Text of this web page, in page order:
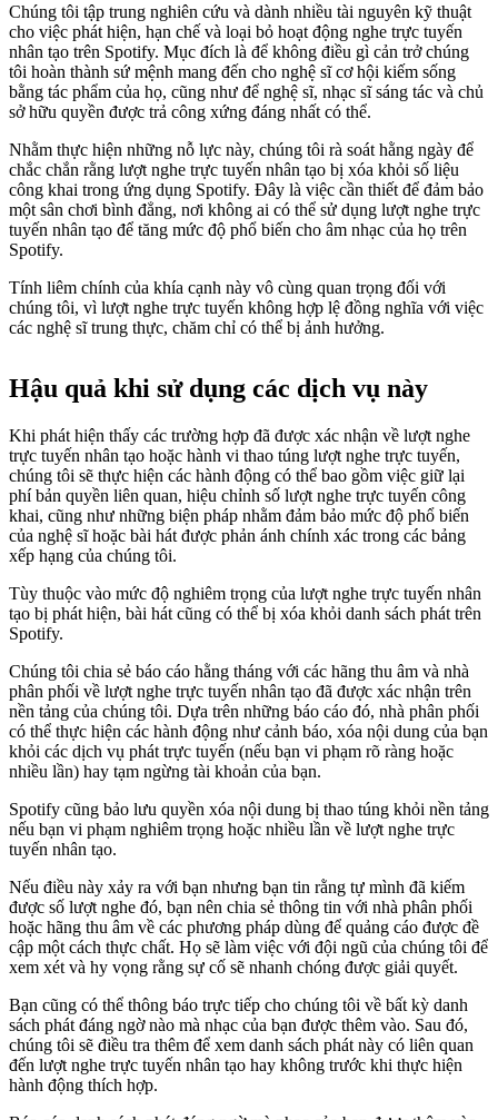
Chúng tôi tập trung nghiên cứu và dành nhiều tài nguyên kỹ thuật
cho việc phát hiện, hạn chế và loại bỏ hoạt động nghe trực tuyến
nhân tạo trên Spotify. Mục đích là để không điều gì cản trở chúng
tôi hoàn thành sứ mệnh mang đến cho nghệ sĩ cơ hội kiếm sống
bằng tác phẩm của họ, cũng như để nghệ sĩ, nhạc sĩ sáng tác và chủ
sở hữu quyền được trả công xứng đáng nhất có thể.
Nhằm thực hiện những nỗ lực này, chúng tôi rà soát hằng ngày để
chắc chắn rằng lượt nghe trực tuyến nhân tạo bị xóa khỏi số liệu
công khai trong ứng dụng Spotify. Đây là việc cần thiết để đảm bảo
một sân chơi bình đẳng, nơi không ai có thể sử dụng lượt nghe trực
tuyến nhân tạo để tăng mức độ phổ biến cho âm nhạc của họ trên
Spotify.
Tính liêm chính của khía cạnh này vô cùng quan trọng đối với
chúng tôi, vì lượt nghe trực tuyến không hợp lệ đồng nghĩa với việc
các nghệ sĩ trung thực, chăm chỉ có thể bị ảnh hưởng.
Hậu quả khi sử dụng các dịch vụ này
Khi phát hiện thấy các trường hợp đã được xác nhận về lượt nghe
trực tuyến nhân tạo hoặc hành vi thao túng lượt nghe trực tuyến,
chúng tôi sẽ thực hiện các hành động có thể bao gồm việc giữ lại
phí bản quyền liên quan, hiệu chỉnh số lượt nghe trực tuyến công
khai, cũng như những biện pháp nhằm đảm bảo mức độ phổ biến
của nghệ sĩ hoặc bài hát được phản ánh chính xác trong các bảng
xếp hạng của chúng tôi.
Tùy thuộc vào mức độ nghiêm trọng của lượt nghe trực tuyến nhân
tạo bị phát hiện, bài hát cũng có thể bị xóa khỏi danh sách phát trên
Spotify.
Chúng tôi chia sẻ báo cáo hằng tháng với các hãng thu âm và nhà
phân phối về lượt nghe trực tuyến nhân tạo đã được xác nhận trên
nền tảng của chúng tôi. Dựa trên những báo cáo đó, nhà phân phối
có thể thực hiện các hành động như cảnh báo, xóa nội dung của bạn
khỏi các dịch vụ phát trực tuyến (nếu bạn vi phạm rõ ràng hoặc
nhiều lần) hay tạm ngừng tài khoản của bạn.
Spotify cũng bảo lưu quyền xóa nội dung bị thao túng khỏi nền tảng
nếu bạn vi phạm nghiêm trọng hoặc nhiều lần về lượt nghe trực
tuyến nhân tạo.
Nếu điều này xảy ra với bạn nhưng bạn tin rằng tự mình đã kiếm
được số lượt nghe đó, bạn nên chia sẻ thông tin với nhà phân phối
hoặc hãng thu âm về các phương pháp dùng để quảng cáo được đề
cập một cách thực chất. Họ sẽ làm việc với đội ngũ của chúng tôi để
xem xét và hy vọng rằng sự cố sẽ nhanh chóng được giải quyết.
Bạn cũng có thể thông báo trực tiếp cho chúng tôi về bất kỳ danh
sách phát đáng ngờ nào mà nhạc của bạn được thêm vào. Sau đó,
chúng tôi sẽ điều tra thêm để xem danh sách phát này có liên quan
đến lượt nghe trực tuyến nhân tạo hay không trước khi thực hiện
hành động thích hợp.